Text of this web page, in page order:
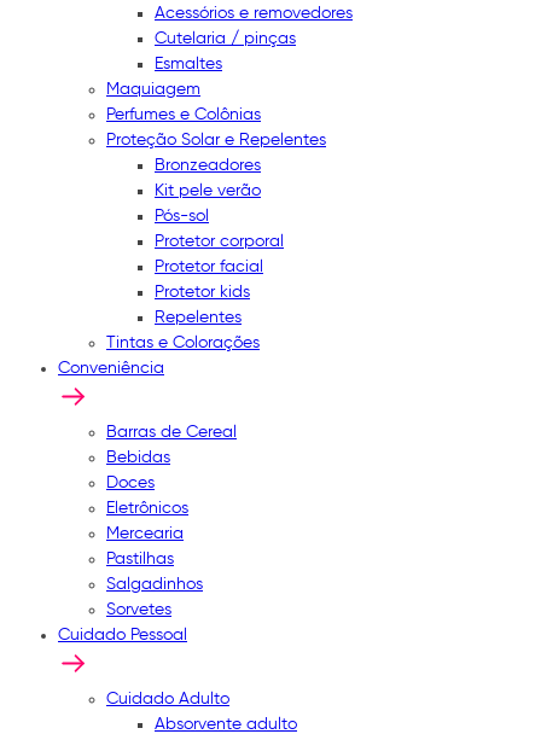
Acessórios e removedores
Cutelaria / pinças
Esmaltes
Maquiagem
Perfumes e Colônias
Proteção Solar e Repelentes
Bronzeadores
Kit pele verão
Pós-sol
Protetor corporal
Protetor facial
Protetor kids
Repelentes
Tintas e Colorações
Conveniência
Barras de Cereal
Bebidas
Doces
Eletrônicos
Mercearia
Pastilhas
Salgadinhos
Sorvetes
Cuidado Pessoal
Cuidado Adulto
Absorvente adulto